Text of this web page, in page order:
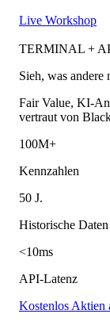
Live Workshop
TERMINAL +
Sieh, was andere
Fair Value, KI-
vertraut von
100M+
Kennzahlen
50 J.
Historische Daten
<10ms
API-Latenz
Kostenlos Aktien